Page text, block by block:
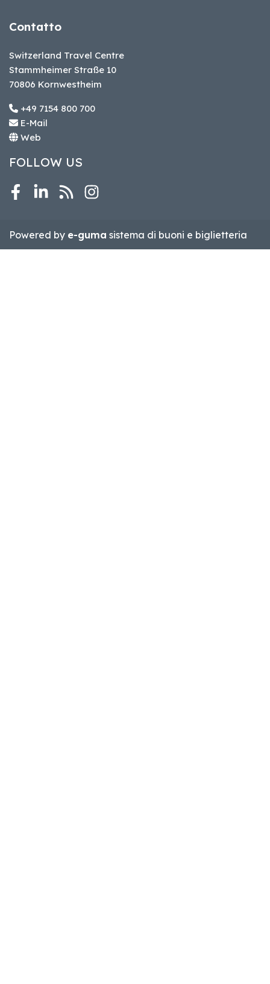
Contatto
Switzerland Travel Centre
Stammheimer Straße 10
70806 Kornwestheim
+49 7154 800 700
E-Mail
Web
FOLLOW US
Facebook
LinkedIn
RSS Instagram
Powered by e-guma sistema di buoni e biglietteria